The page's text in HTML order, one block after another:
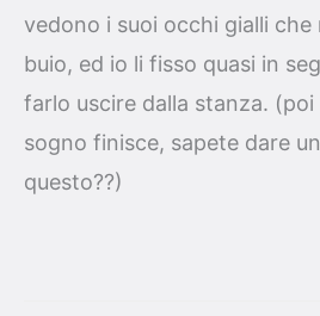
vedono i suoi occhi gialli che
buio, ed io li fisso quasi in
farlo uscire dalla stanza. (poi
sogno finisce, sapete dare
questo??)